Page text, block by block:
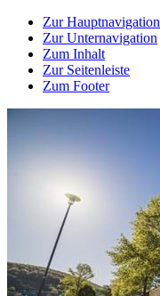
Zur Hauptnavigation
Zur Unternavigation
Zum Inhalt
Zur Seitenleiste
Zum Footer